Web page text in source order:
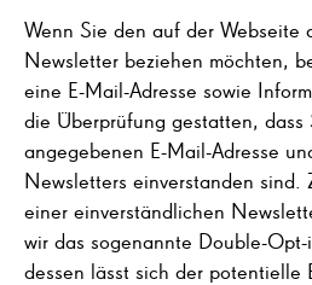
Wenn Sie den auf der Webseite
Newsletter beziehen möchten,
eine E-Mail-Adresse sowie
die Überprüfung gestatten,
angegebenen E-Mail-Adresse
Newsletters einverstanden sind.
einer einverständlichen
wir das sogenannte Double-Opt-
dessen lässt sich der potentielle